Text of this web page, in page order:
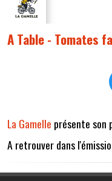
A Table - Tomates
La Gamelle présente son
A retrouver dans